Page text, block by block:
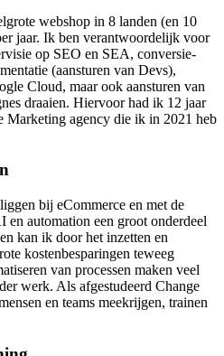
webshop in 8 landen (en 10
jaar. Ik ben verantwoordelijk voor
op SEO en SEA, conversie-
(aansturen van Devs),
Cloud, maar ook aansturen van
draaien. Hiervoor had ik 12 jaar
Marketing agency die ik in 2021 heb
bij eCommerce en met de
en automation een groot onderdeel
kan ik door het inzetten en
kostenbesparingen teweeg
van processen maken veel
werk. Als afgestudeerd Change
en teams meekrijgen, trainen